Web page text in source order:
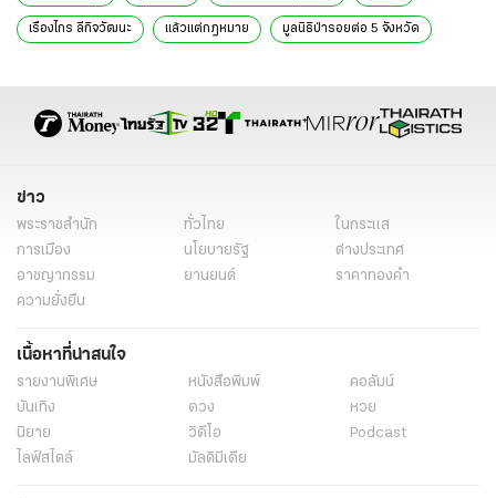
เรืองไกร ลีกิจวัฒนะ แล้วแต่กฎหมาย มูลนิธิป่ารอยต่อ 5 จังหวัด
ข่าว
พระราชสำนัก ทั่วไทย
ในกระแส
การเมือง
นโยบายรัฐ
ต่างประเทศ
อาชญากรรม
ยานยนต์
ราคาทองคำ
ความยั่งยืน
เนื้อหาที่น่าสนใจ
รายงานพิเศษ หนังสือพิมพ์
คอลัมน์
บันเทิง
ดวง
หวย
นิยาย
วิดีโอ
Podcast
ไลฟ์สไตล์
มัลติมีเดีย